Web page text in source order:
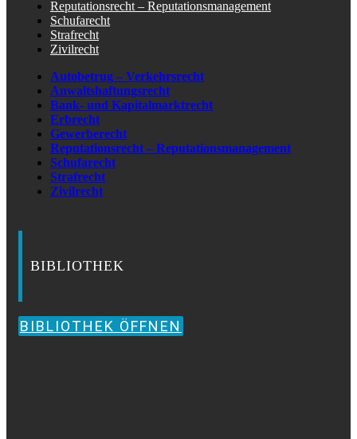
Reputationsrecht – Reputationsmanagement
Schufarecht
Strafrecht
Zivilrecht
Autobetrug – Verkehrsrecht
Anwaltshaftungsrecht
Bank- und Kapitalmarktrecht
Erbrecht
Gewerberecht
Reputationsrecht – Reputationsmanagement
Schufarecht
Strafrecht
Zivilrecht
BIBLIOTHEK
BIBLIOTHEK ÖFFNEN